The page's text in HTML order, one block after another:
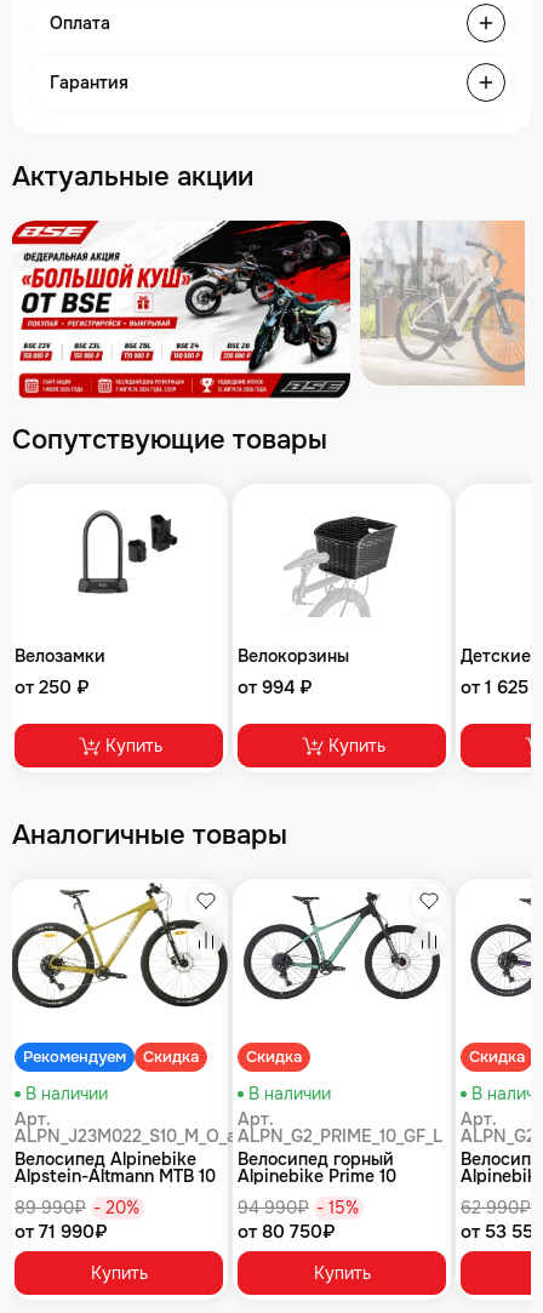
Оплата
Гарантия
Актуальные акции
Сопутствующие товары
Велозамки
от 250 ₽
Купить
Велокорзины
от 994 ₽
Купить
Детские
от 1 625
Аналогичные товары
Рекомендуем Скидка
Избранное
Сравнение
В наличии
Арт.
ALPN_J23M022_S10_M_O_air
Велосипед Alpinebike
Alpstein-Altmann MTB 10
89 990₽ - 20%
от 71 990₽
Купить
Скидка
Избранное
Сравнение
В наличии
Арт.
ALPN_G2_PRIME_10_GF_L
Велосипед горный
Alpinebike Prime 10
94 990₽ - 15%
от 80 750₽
Купить
Скидка
В
Арт.
62 990₽
от 53